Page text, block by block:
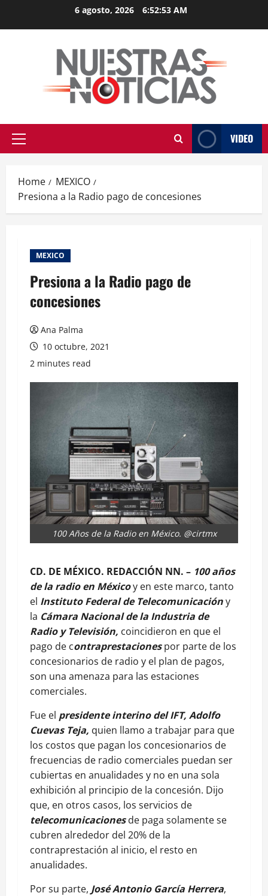
6 agosto, 2026 6:52:53 AM
Primary
VIDEO
Home
MEXICO
Presiona a la Radio pago de concesiones
MEXICO
Presiona a la Radio pago de
concesiones
Ana Palma
10 octubre, 2021
2 minutes read
100 Años de la Radio en México. @cirtmx
CD. DE MÉXICO. REDACCIÓN NN. – 100 años
de la radio en Méxicoy en este marco, tanto
el Instituto Federal de Telecomunicacióny
la Cámara Nacional de la Industria de
Radio y Televisión, coincidieron en que el
pago de contraprestacionespor parte de los
concesionarios de radio y el plan de pagos,
son una amenaza para las estaciones
comerciales.
Fue el presidente interino del IFT, Adolfo
Cuevas Teja, quien llamo a trabajar para que
los costos que pagan los concesionarios de
frecuencias de radio comerciales puedan ser
cubiertas en anualidades y no en una sola
exhibición al principio de la concesión. Dijo
que, en otros casos, los servicios de
telecomunicacionesde paga solamente se
cubren alrededor del 20% de la
contraprestación al inicio, el resto en
anualidades.
Por su parte, José Antonio García Herrera,